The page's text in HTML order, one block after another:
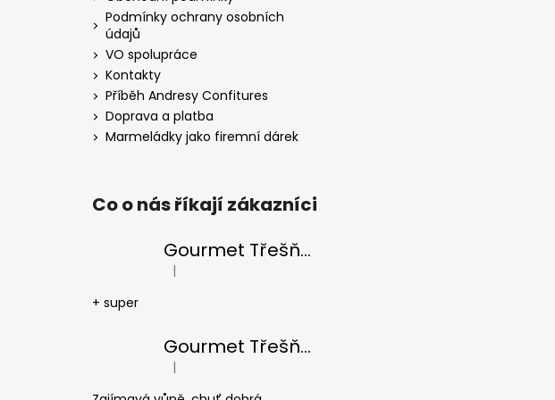
Podmínky ochrany osobních
údajů
VO spolupráce
Kontakty
Příběh Andresy Confitures
Doprava a platba
Marmeládky jako firemní dárek
Co o nás říkají zákazníci
Gourmet Třešňový džem 28g
Hodnocení produktu je 5 z 5 hvězdiček.
|
+ super
Gourmet Třešňový džem 28g
Hodnocení produktu je 5 z 5 hvězdiček.
|